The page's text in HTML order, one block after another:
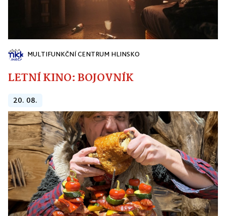
MULTIFUNKČNÍ CENTRUM HLINSKO
LETNÍ KINO: BOJOVNÍK
20. 08.